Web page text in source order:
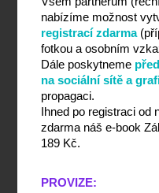
nabízíme možnost
registrací zdarma
fotkou a osobním
Dále poskytneme
na sociální sítě a
propagaci.
Ihned po registraci
zdarma náš e-book
189 Kč.
PROVIZE: